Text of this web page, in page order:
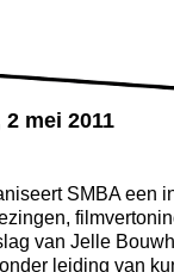
mei 2011
SMBA een
van Jelle
leiding van